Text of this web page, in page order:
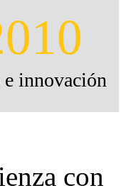
innovación
con